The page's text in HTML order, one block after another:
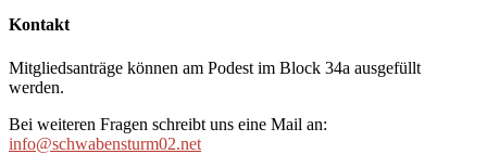
Kontakt
Mitgliedsanträge können am Podest im Block 34a ausgefüllt
werden.
Bei weiteren Fragen schreibt uns eine Mail an:
info@schwabensturm02.net